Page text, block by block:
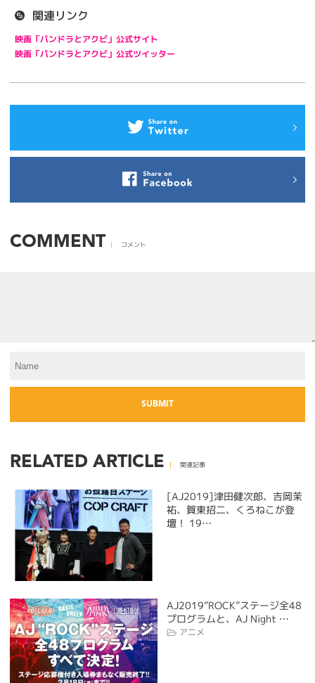
関連リンク
映画「パンドラとアクビ」公式サイト
映画「パンドラとアクビ」公式ツイッター
COMMENT コメント
RELATED ARTICLE 関連記事
[AJ2019]津田健次郎、吉岡茉
祐、賀東招二、くろねこが登
壇！ 19…
AJ2019”ROCK”ステージ全48
プログラムと、AJ Night …
アニメ